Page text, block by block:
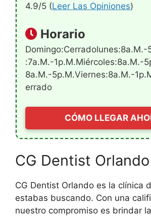
4.9/5 (Leer Las Opiniones)
Horario
Domingo:Cerradolunes:8a.m.-
:7a.m.-1p.m.miércoles:8a.m.-
8a.m.-5p.m.viernes:8a.m.-
Errado
CÓMO LLEGAR
CG Dentist Orlando
CG Dentist Orlando es la clínica
estabas buscando. Con una
nuestro compromiso es brindar